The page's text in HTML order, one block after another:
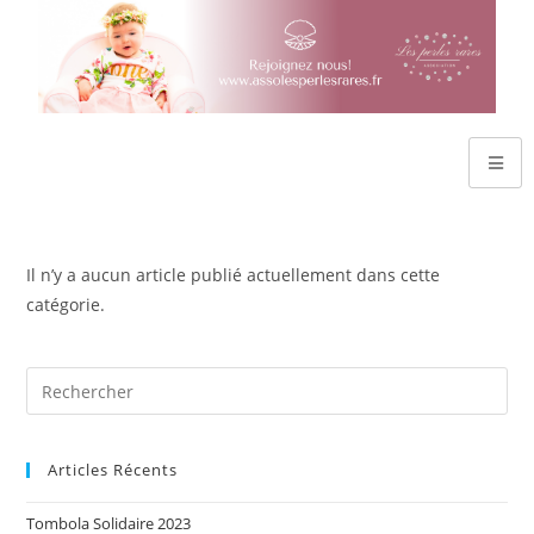
Il n’y a aucun article publié actuellement dans cette
catégorie.
Articles Récents
Tombola Solidaire 2023